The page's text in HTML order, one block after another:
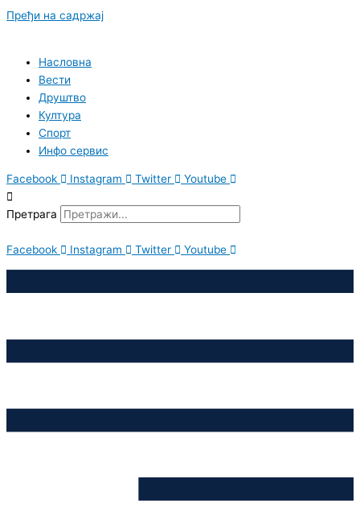
Пређи на садржај
Насловна
Вести
Друштво
Култура
Спорт
Инфо сервис
Facebook Instagram Twitter Youtube
Претрага
Facebook Instagram Twitter Youtube